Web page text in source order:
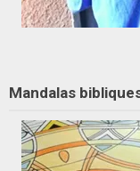
Mandalas